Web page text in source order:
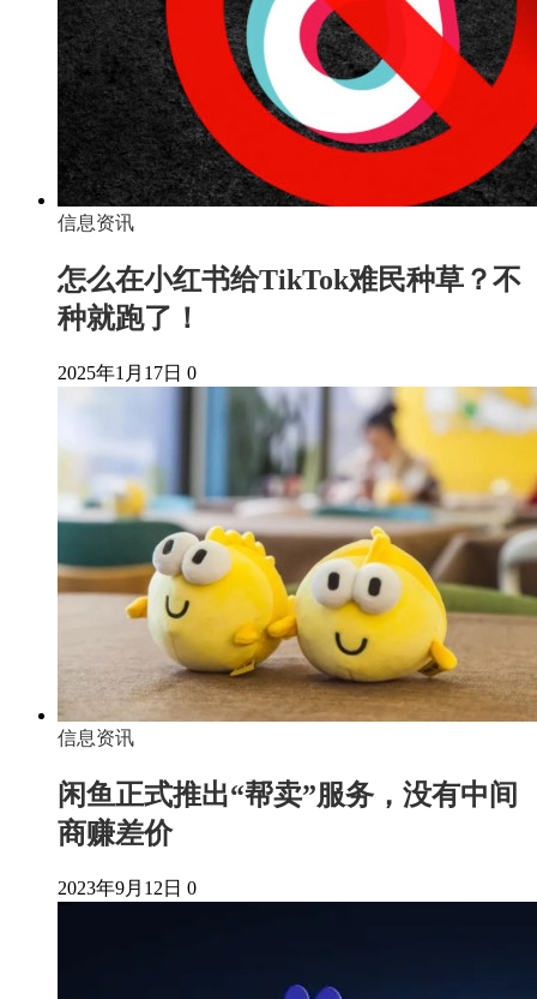
信息资讯
怎么在小红书给TikTok难民种草？不
种就跑了！
2025年1月17日 0
信息资讯
闲鱼正式推出“帮卖”服务，没有中间
商赚差价
2023年9月12日 0